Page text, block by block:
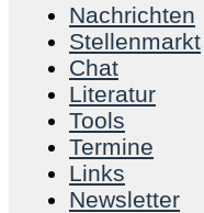
Nachrichten
Stellenmarkt
Chat
Literatur
Tools
Termine
Links
Newsletter